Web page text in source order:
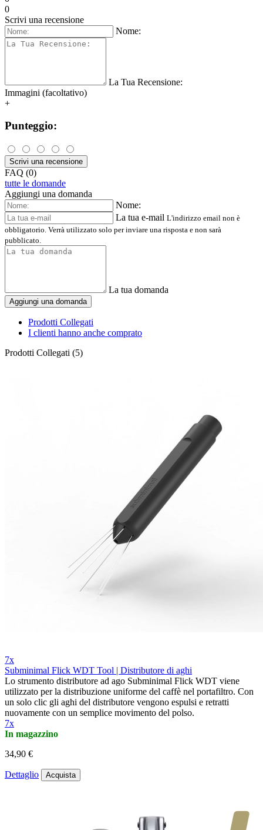
0
Scrivi una recensione
Nome:
La Tua Recensione:
Immagini (facoltativo)
+
Punteggio:
Scrivi una recensione
FAQ (0)
tutte le domande
Aggiungi una domanda
Nome:
La tua e-mail L'indirizzo email non è
obbligatorio. Verrà utilizzato solo per inviare una risposta e non sarà
pubblicato.
La tua domanda
Aggiungi una domanda
Prodotti Collegati
I clienti hanno anche comprato
Prodotti Collegati (5)
7x
Subminimal Flick WDT Tool | Distributore di aghi
Lo strumento distributore ad ago Subminimal Flick WDT viene
utilizzato per la distribuzione uniforme del caffè nel portafiltro. Con
un solo clic gli aghi del distributore vengono espulsi e retratti
nuovamente con un semplice movimento del polso.
7x
In magazzino
34,90 €
Dettaglio Acquista